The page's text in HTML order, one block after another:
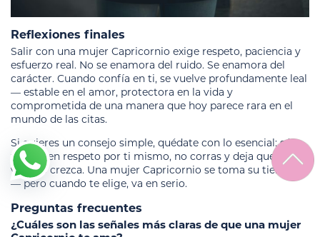
Reflexiones finales
Salir con una mujer Capricornio exige respeto, paciencia y
esfuerzo real. No se enamora del ruido. Se enamora del
carácter. Cuando confía en ti, se vuelve profundamente leal
— estable en el amor, protectora en la vida y
comprometida de una manera que hoy parece rara en el
mundo de las citas.
Si quieres un consejo simple, quédate con lo esencial: sé
fiable, ten respeto por ti mismo, no corras y deja que el
vínculo crezca. Una mujer Capricornio se toma su tiempo
— pero cuando te elige, va en serio.
Preguntas frecuentes
¿Cuáles son las señales más claras de que una mujer